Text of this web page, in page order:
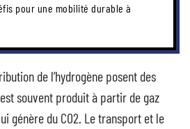
pour une mobilité durable à
de l’hydrogène posent des
souvent produit à partir de gaz
génère du CO2. Le transport et le